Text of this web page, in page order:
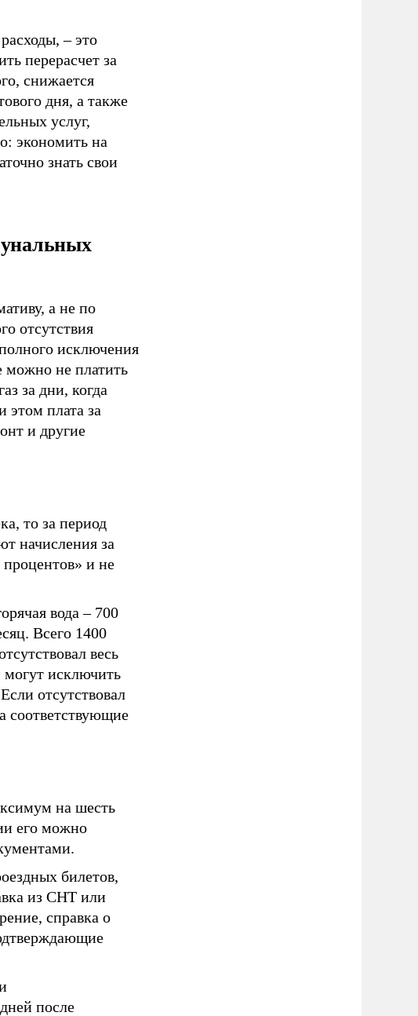
– это
перерасчет за
снижается
дня, а также
услуг,
экономить на
знать свои
а не по
отсутствия
исключения
можно не платить
за дни, когда
этом плата за
и другие
то за период
начисления за
процентов» и не
вода – 700
Всего 1400
весь
могут исключить
отсутствовал
соответствующие
на шесть
его можно
билетов,
из СНТ или
справка о
после